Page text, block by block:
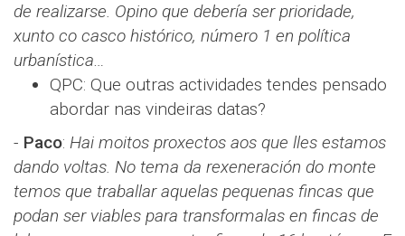
de realizarse. Opino que debería ser prioridade,
xunto co casco histórico, número 1 en política
urbanística…
QPC: Que outras actividades tendes pensado
abordar nas vindeiras datas?
- Paco​​: Hai moitos proxectos aos que lles estamos
dando voltas. No tema da rexeneración do monte
temos que traballar aquelas pequenas fincas que
podan ser viables para transformalas en fincas de